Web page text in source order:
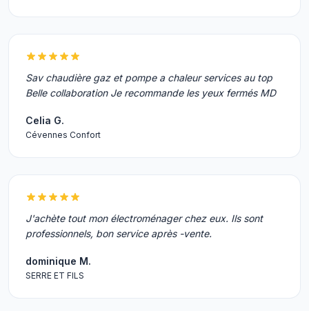
Sav chaudière gaz et pompe a chaleur services au top
Belle collaboration Je recommande les yeux fermés MD
Celia G.
Cévennes Confort
J'achète tout mon électroménager chez eux. Ils sont
professionnels, bon service après -vente.
dominique M.
SERRE ET FILS